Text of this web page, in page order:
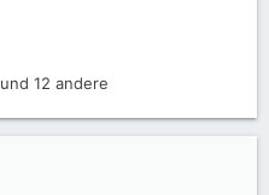
und 12 andere